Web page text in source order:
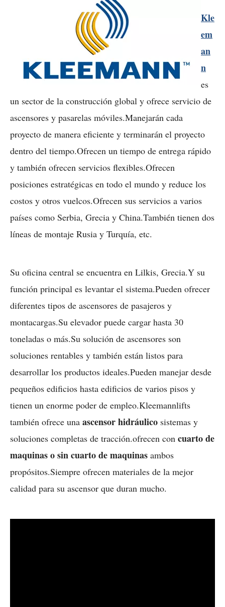
Kle
em
an
n
es
un sector de la construcción global y ofrece servicio de
ascensores y pasarelas móviles.Manejarán cada
proyecto de manera eficiente y terminarán el proyecto
dentro del tiempo.Ofrecen un tiempo de entrega rápido
y también ofrecen servicios flexibles.Ofrecen
posiciones estratégicas en todo el mundo y reduce los
costos y otros vuelcos.Ofrecen sus servicios a varios
países como Serbia, Grecia y China.También tienen dos
líneas de montaje Rusia y Turquía, etc.
Su oficina central se encuentra en Lilkis, Grecia.Y su
función principal es levantar el sistema.Pueden ofrecer
diferentes tipos de ascensores de pasajeros y
montacargas.Su elevador puede cargar hasta 30
toneladas o más.Su solución de ascensores son
soluciones rentables y también están listos para
desarrollar los productos ideales.Pueden manejar desde
pequeños edificios hasta edificios de varios pisos y
tienen un enorme poder de empleo.Kleemannlifts
también ofrece una ascensor hidráulico sistemas y
soluciones completas de tracción.ofrecen con cuarto de
maquinas o sin cuarto de maquinas ambos
propósitos.Siempre ofrecen materiales de la mejor
calidad para su ascensor que duran mucho.